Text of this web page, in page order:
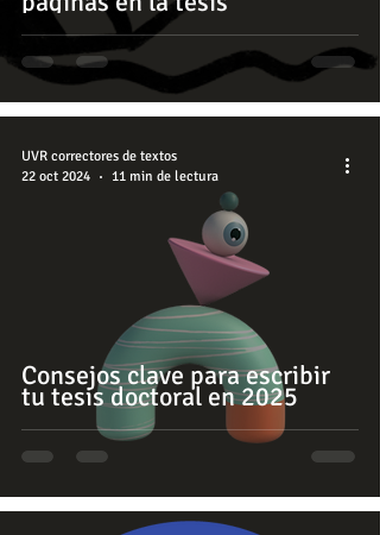
Consejos clave para escribir
tu tesis doctoral en 2025
UVR correctores de textos
22 oct 2024
11 min de lectura